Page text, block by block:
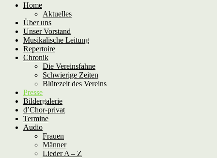
Home
Aktuelles
Über uns
Unser Vorstand
Musikalische Leitung
Repertoire
Chronik
Die Vereinsfahne
Schwierige Zeiten
Blütezeit des Vereins
Presse
Bildergalerie
d’Chor-privat
Termine
Audio
Frauen
Männer
Lieder A – Z